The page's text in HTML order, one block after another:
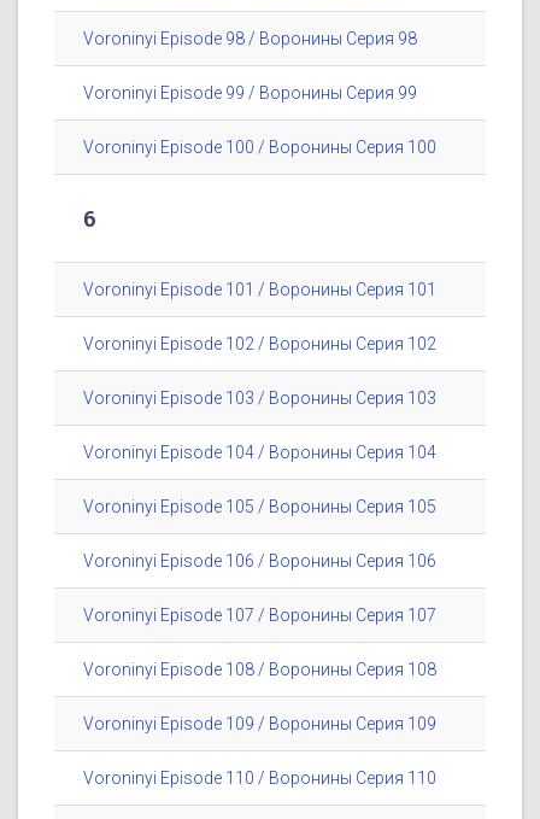
Voroninyi Episode 98 / Воронины Серия 98
Voroninyi Episode 99 / Воронины Серия 99
Voroninyi Episode 100 / Воронины Серия 100
6
Voroninyi Episode 101 / Воронины Серия 101
Voroninyi Episode 102 / Воронины Серия 102
Voroninyi Episode 103 / Воронины Серия 103
Voroninyi Episode 104 / Воронины Серия 104
Voroninyi Episode 105 / Воронины Серия 105
Voroninyi Episode 106 / Воронины Серия 106
Voroninyi Episode 107 / Воронины Серия 107
Voroninyi Episode 108 / Воронины Серия 108
Voroninyi Episode 109 / Воронины Серия 109
Voroninyi Episode 110 / Воронины Серия 110